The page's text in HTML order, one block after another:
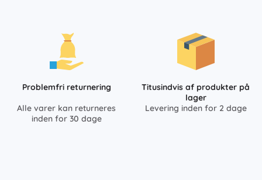
Problemfri returnering
Alle varer kan returneres
inden for 30 dage
Titusindvis af produkter på
lager
Levering inden for 2 dage